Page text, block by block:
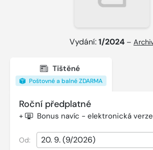
Vydání:1/2024 –
Tištěné
Poštovné a balné ZDARMA
Roční předplatné
+ Bonus navíc - elektronická
Od: